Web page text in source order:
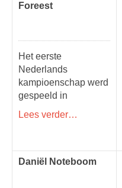
Foreest
Het eerste
Nederlands
kampioenschap werd
gespeeld in
Lees verder…
Daniël Noteboom